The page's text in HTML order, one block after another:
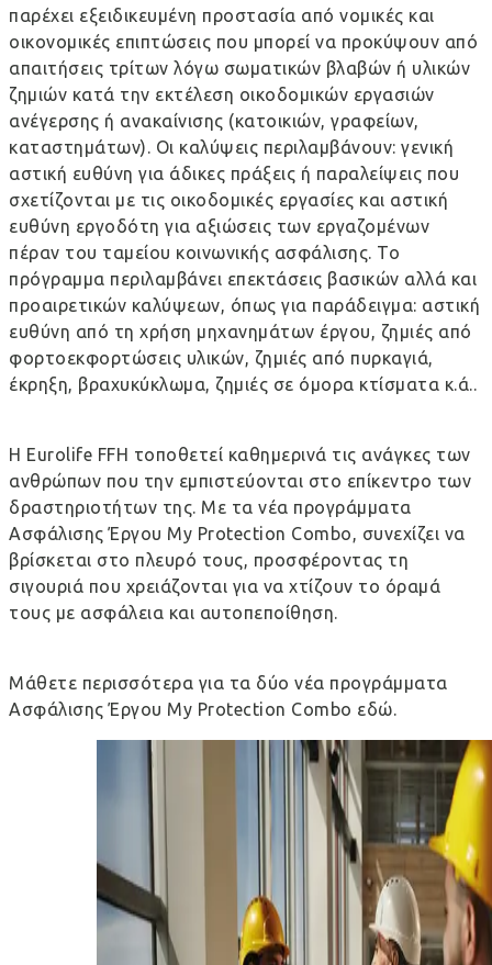
παρέχει εξειδικευμένη προστασία από νομικές και
οικονομικές επιπτώσεις που μπορεί να προκύψουν από
απαιτήσεις τρίτων λόγω σωματικών βλαβών ή υλικών
ζημιών κατά την εκτέλεση οικοδομικών εργασιών
ανέγερσης ή ανακαίνισης (κατοικιών, γραφείων,
καταστημάτων). Οι καλύψεις περιλαμβάνουν: γενική
αστική ευθύνη για άδικες πράξεις ή παραλείψεις που
σχετίζονται με τις οικοδομικές εργασίες και αστική
ευθύνη εργοδότη για αξιώσεις των εργαζομένων
πέραν του ταμείου κοινωνικής ασφάλισης. Το
πρόγραμμα περιλαμβάνει επεκτάσεις βασικών αλλά και
προαιρετικών καλύψεων, όπως για παράδειγμα: αστική
ευθύνη από τη χρήση μηχανημάτων έργου, ζημιές από
φορτοεκφορτώσεις υλικών, ζημιές από πυρκαγιά,
έκρηξη, βραχυκύκλωμα, ζημιές σε όμορα κτίσματα κ.ά..
Η Eurolife FFH τοποθετεί καθημερινά τις ανάγκες των
ανθρώπων που την εμπιστεύονται στο επίκεντρο των
δραστηριοτήτων της. Με τα νέα προγράμματα
Ασφάλισης Έργου My Protection Combo, συνεχίζει να
βρίσκεται στο πλευρό τους, προσφέροντας τη
σιγουριά που χρειάζονται για να χτίζουν το όραμά
τους με ασφάλεια και αυτοπεποίθηση.
Μάθετε περισσότερα για τα δύο νέα προγράμματα
Ασφάλισης Έργου My Protection Combo εδώ.